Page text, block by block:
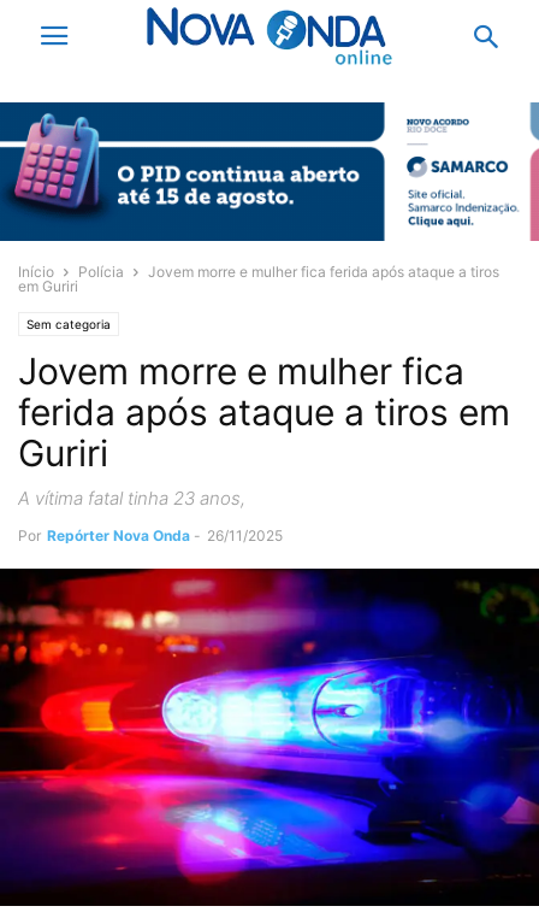
Início Polícia
Jovem morre e mulher fica ferida após ataque a tiros
em Guriri
Sem categoria
Jovem morre e mulher fica
ferida após ataque a tiros em
Guriri
A vítima fatal tinha 23 anos,
Por Repórter Nova Onda - 26/11/2025